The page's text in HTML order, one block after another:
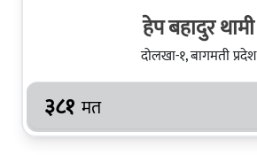
हेप बहादुर थामी
दोलखा-१, बागमती प्रदेश
३८१ मत